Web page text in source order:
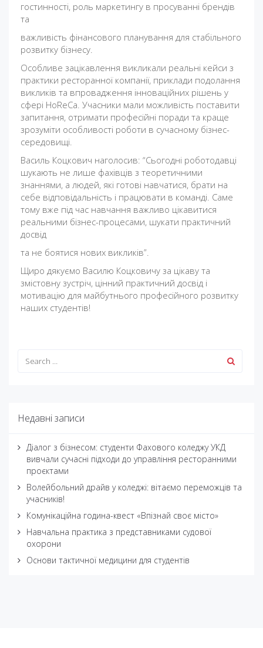
гостинності, роль маркетингу в просуванні брендів
та
важливість фінансового планування для стабільного
розвитку бізнесу.
Особливе зацікавлення викликали реальні кейси з
практики ресторанної компанії, приклади подолання
викликів та впровадження інноваційних рішень у
сфері HoReCa. Учасники мали можливість поставити
запитання, отримати професійні поради та краще
зрозуміти особливості роботи в сучасному бізнес-
середовищі.
Василь Коцкович наголосив: “Сьогодні роботодавці
шукають не лише фахівців з теоретичними
знаннями, а людей, які готові навчатися, брати на
себе відповідальність і працювати в команді. Саме
тому вже під час навчання важливо цікавитися
реальними бізнес-процесами, шукати практичний
досвід
та не боятися нових викликів”.
Щиро дякуємо Василю Коцковичу за цікаву та
змістовну зустріч, цінний практичний досвід і
мотивацію для майбутнього професійного розвитку
наших студентів!
Недавні записи
Діалог з бізнесом: студенти Фахового коледжу УКД
вивчали сучасні підходи до управління ресторанними
проєктами
Волейбольний драйв у коледжі: вітаємо переможців та
учасників!
Комунікаційна година-квест «Впізнай своє місто»
Навчальна практика з представниками судової
охорони
Основи тактичної медицини для студентів